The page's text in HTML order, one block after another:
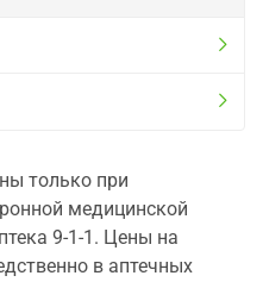
только при
медицинской
9-1-1. Цены на
в аптечных